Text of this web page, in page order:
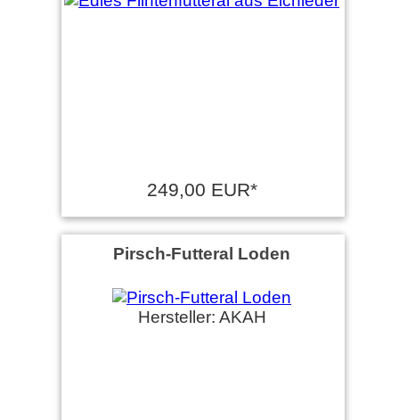
249,00 EUR*
Pirsch-Futteral Loden
Hersteller: AKAH